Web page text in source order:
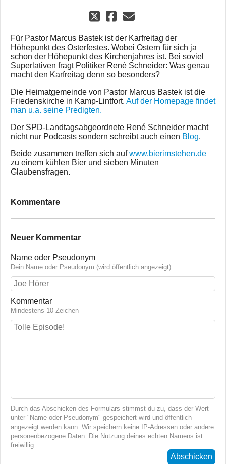
Für Pastor Marcus Bastek ist der Karfreitag der
Höhepunkt des Osterfestes. Wobei Ostern für sich ja
schon der Höhepunkt des Kirchenjahres ist. Bei soviel
Superlativen fragt Politiker René Schneider: Was genau
macht den Karfreitag denn so besonders?
Die Heimatgemeinde von Pastor Marcus Bastek ist die
Friedenskirche in Kamp-Lintfort. Auf der Homepage findet
man u.a. seine Predigten.
Der SPD-Landtagsabgeordnete René Schneider macht
nicht nur Podcasts sondern schreibt auch einen Blog.
Beide zusammen treffen sich aufwww.bierimstehen.de
zu einem kühlen Bier und sieben Minuten
Glaubensfragen.
Kommentare
Neuer Kommentar
Name oder Pseudonym
Dein Name oder Pseudonym (wird öffentlich angezeigt)
Kommentar
Mindestens 10 Zeichen
Durch das Abschicken des Formulars stimmst du zu, dass der Wert
unter "Name oder Pseudonym" gespeichert wird und öffentlich
angezeigt werden kann. Wir speichern keine IP-Adressen oder andere
personenbezogene Daten. Die Nutzung deines echten Namens ist
freiwillig.
Abschicken